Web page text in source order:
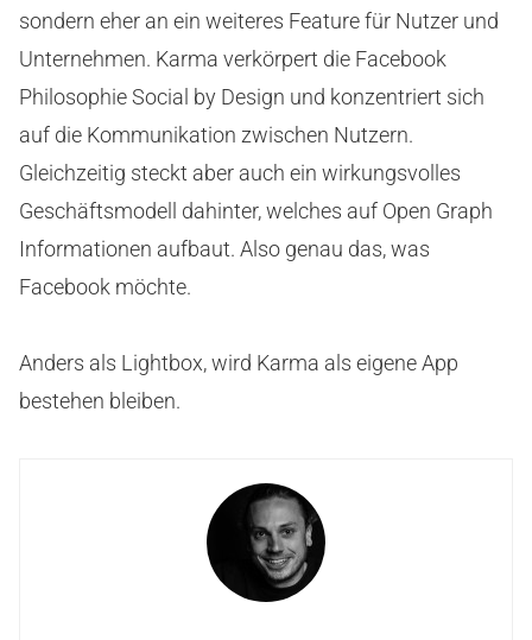
sondern eher an ein weiteres Feature für Nutzer und
Unternehmen. Karma verkörpert die Facebook
Philosophie Social by Design und konzentriert sich
auf die Kommunikation zwischen Nutzern.
Gleichzeitig steckt aber auch ein wirkungsvolles
Geschäftsmodell dahinter, welches auf Open Graph
Informationen aufbaut. Also genau das, was
Facebook möchte.
Anders als Lightbox, wird Karma als eigene App
bestehen bleiben.